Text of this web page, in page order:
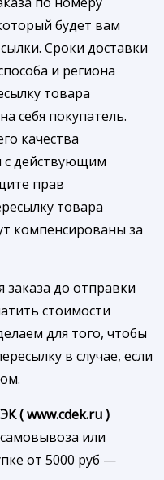
будет вам
Сроки доставки
и региона
товара
себя покупатель.
качества
с действующим
прав
товара
компенсированы за
до отправки
стоимости
для того, чтобы
в случае, если
( www.cdek.ru )
или
от 5000 руб —